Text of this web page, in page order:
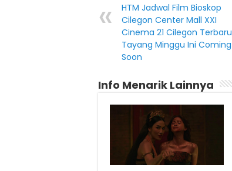
HTM Jadwal Film Bioskop
Cilegon Center Mall XXI
Cinema 21 Cilegon Terbaru
Tayang Minggu Ini Coming
Soon
Info Menarik Lainnya